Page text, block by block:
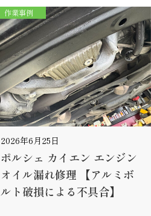
作業事例
2026年6月25日
ポルシェ カイエン エンジン
オイル漏れ修理 【アルミボ
ルト破損による不具合】